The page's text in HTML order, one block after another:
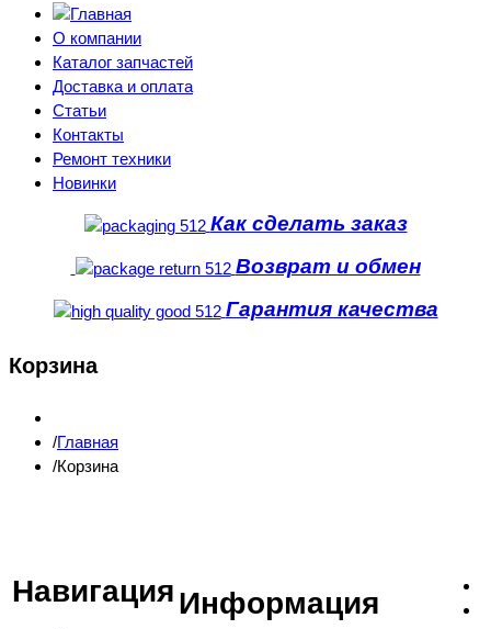
О компании
Каталог запчастей
Доставка и оплата
Статьи
Контакты
Ремонт техники
Новинки
Как сделать заказ
Возврат и обмен
Гарантия качества
Корзина
Главная
Корзина
НавигацияИнформация